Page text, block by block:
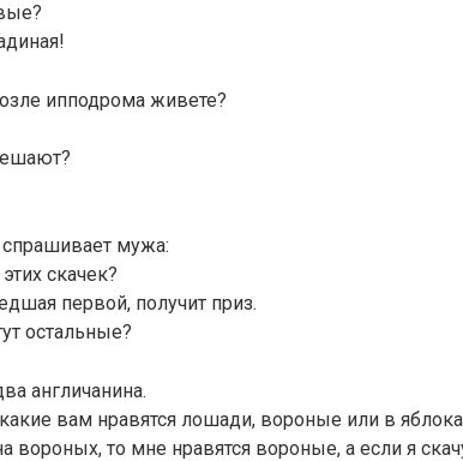
ипподрома живете?
мужа:
скачек?
первой, получит приз.
остальные?
англичанина.
вам нравятся лошади, вороные или в
вороных, то мне нравятся вороные, а если я